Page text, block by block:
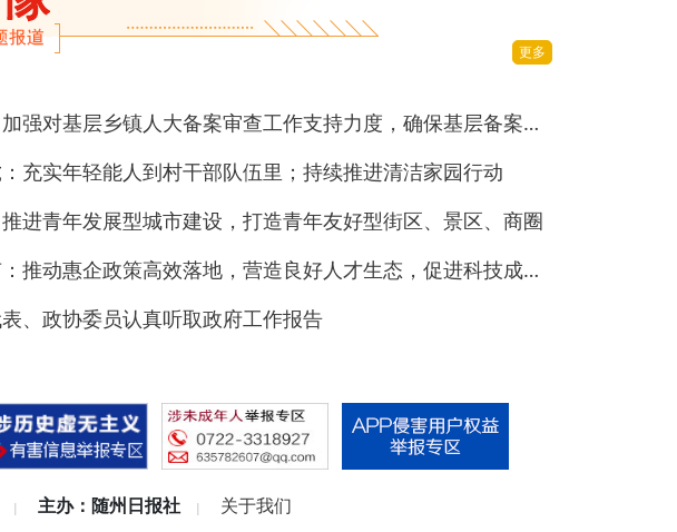
更多
熊玲：加强对基层乡镇人大备案审查工作支持力度，确保基层备案审查工作规范统一
充实年轻能人到村干部队伍里；持续推进清洁家园行动
进青年发展型城市建设，打造青年友好型街区、景区、商圈
宋克甫：推动惠企政策高效落地，营造良好人才生态，促进科技成果转化
、政协委员认真听取政府工作报告
| 主办：随州日报社 |
关于我们